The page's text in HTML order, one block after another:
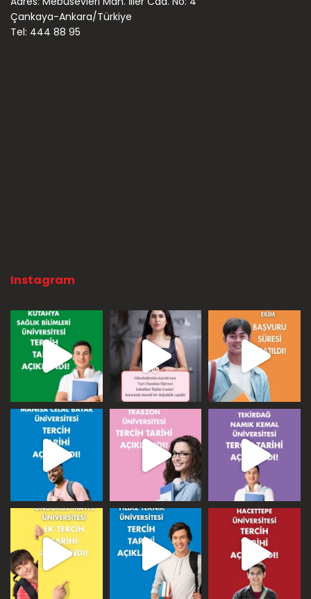
Çankaya-Ankara/Türkiye
Tel: 444 88 95
Instagram